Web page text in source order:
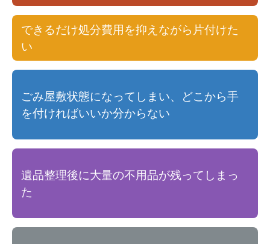
できるだけ処分費用を抑えながら片付けた
い
ごみ屋敷状態になってしまい、どこから手
を付ければいいか分からない
遺品整理後に大量の不用品が残ってしまっ
た